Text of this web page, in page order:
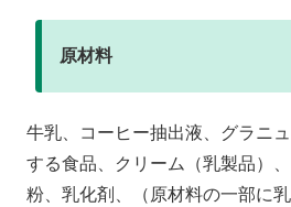
原材料
牛乳、コーヒー抽出液、グラニ
する食品、クリーム（乳製品）
粉、乳化剤、（原材料の一部に